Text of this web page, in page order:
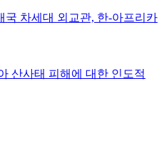
국 차세대 외교관, 한-아프리카
산사태 피해에 대한 인도적